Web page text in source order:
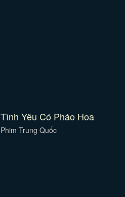
Tình Yêu Có Pháo Hoa
Phim Trung Quốc